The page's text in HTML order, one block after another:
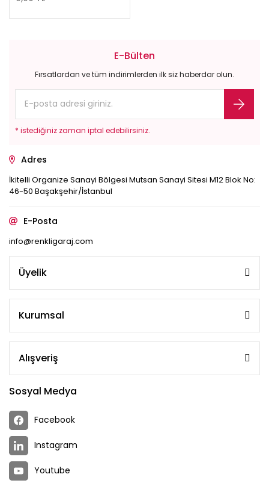
E-Bülten
Fırsatlardan ve tüm indirimlerden ilk siz haberdar olun.
* istediğiniz zaman iptal edebilirsiniz.
Adres
İkitelli Organize Sanayi Bölgesi Mutsan Sanayi Sitesi M12 Blok No:
46-50 Başakşehir/İstanbul
E-Posta
info@renkligaraj.com
Üyelik
Kurumsal
Alışveriş
Sosyal Medya
Facebook
Instagram
Youtube